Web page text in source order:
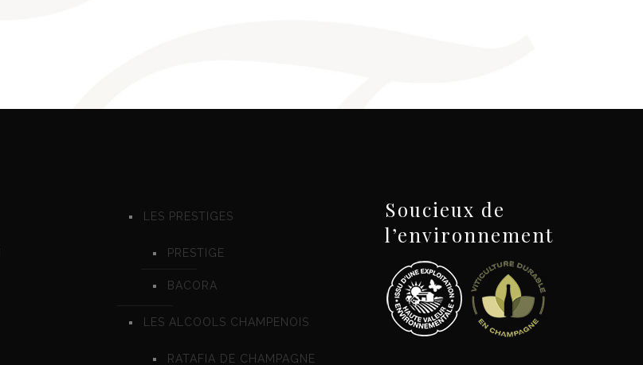
LES PRESTIGES
PRESTIGE
BACORA
LES ALCOOLS CHAMPENOIS
RATAFIA DE CHAMPAGNE
Soucieux de
l’environnement